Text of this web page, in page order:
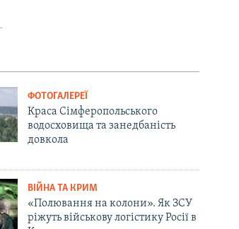
ФОТОГАЛЕРЕЇ
Краса Сімферопольського
водосховища та занедбаність
довкола
ВІЙНА ТА КРИМ
«Полювання на колони». Як ЗСУ
ріжуть військову логістику Росії в